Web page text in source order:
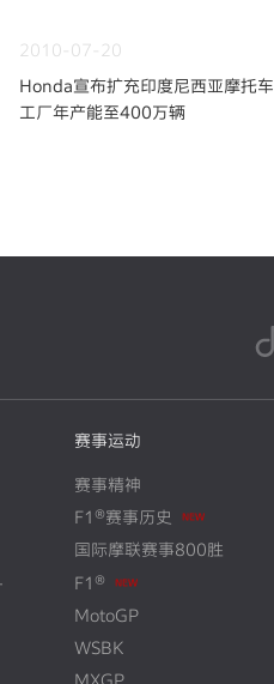
2010-07-20
Honda宣布扩充印度尼西亚摩托车
工厂年产能至400万辆
赛事运动
赛事精神
F1®赛事历史
国际摩联赛事800胜
F1®
MotoGP
WSBK